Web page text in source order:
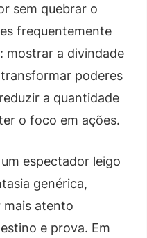
sem quebrar o
frequentemente
mostrar a divindade
poderes
a quantidade
o foco em ações.
espectador leigo
genérica,
mais atento
e prova. Em